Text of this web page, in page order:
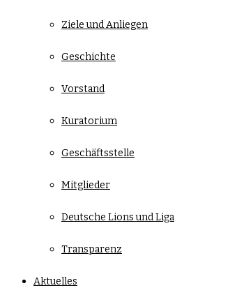
Ziele und Anliegen
Geschichte
Vorstand
Kuratorium
Geschäftsstelle
Mitglieder
Deutsche Lions und Liga
Transparenz
Aktuelles